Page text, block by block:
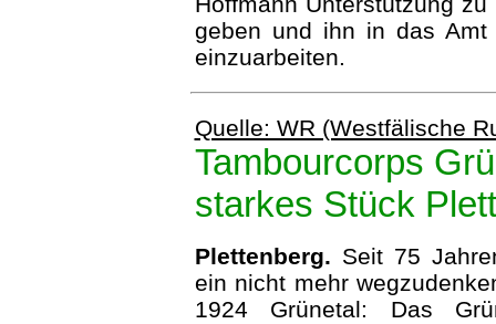
geben und ihn in das Amt
einzuarbeiten.
Quelle: WR (Westfälische
Tambourcorps
starkes Stück
Plettenberg. Seit 75
ein nicht mehr
1924 Grünetal: Das